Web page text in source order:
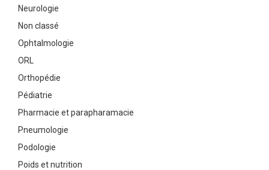
Neurologie
Non classé
Ophtalmologie
ORL
Orthopédie
Pédiatrie
Pharmacie et parapharamacie
Pneumologie
Podologie
Poids et nutrition